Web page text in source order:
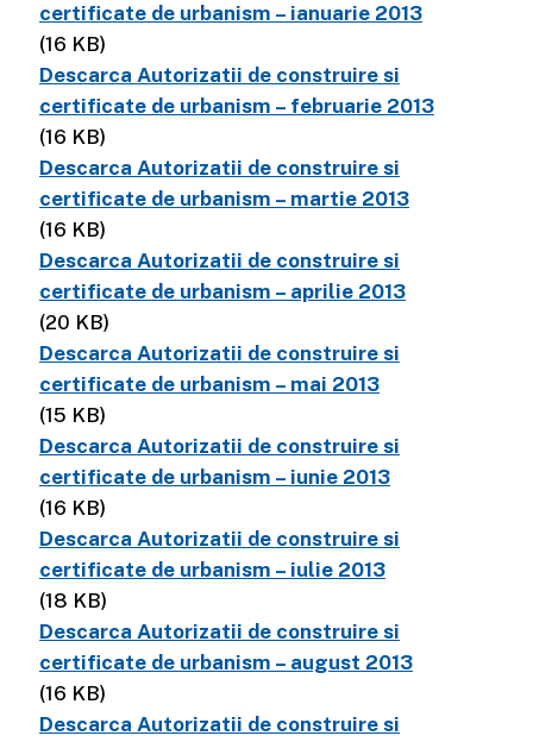
certificate de urbanism – ianuarie 2013
(16 KB)
Descarca Autorizatii de construire si
certificate de urbanism – februarie 2013
(16 KB)
Descarca Autorizatii de construire si
certificate de urbanism – martie 2013
(16 KB)
Descarca Autorizatii de construire si
certificate de urbanism – aprilie 2013
(20 KB)
Descarca Autorizatii de construire si
certificate de urbanism – mai 2013
(15 KB)
Descarca Autorizatii de construire si
certificate de urbanism – iunie 2013
(16 KB)
Descarca Autorizatii de construire si
certificate de urbanism – iulie 2013
(18 KB)
Descarca Autorizatii de construire si
certificate de urbanism – august 2013
(16 KB)
Descarca Autorizatii de construire si